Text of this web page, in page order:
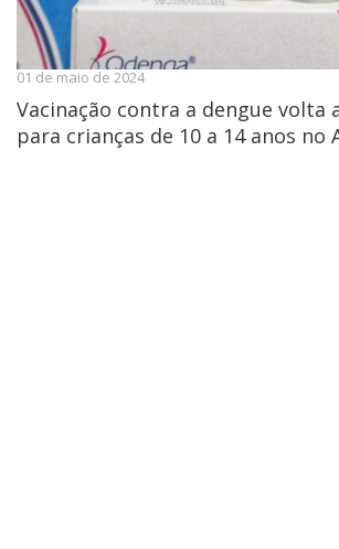
01 de maio de 2024
Vacinação contra a dengue volta
para crianças de 10 a 14 anos no